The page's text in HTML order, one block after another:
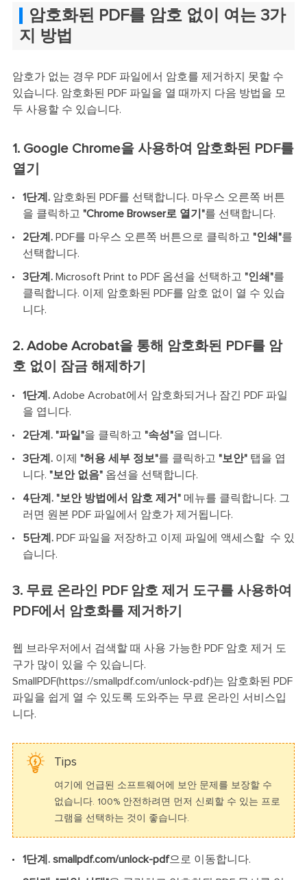
암호화된 PDF를 암호 없이 여는 3가
지 방법
암호가 없는 경우 PDF 파일에서 암호를 제거하지 못할 수
있습니다. 암호화된 PDF 파일을 열 때까지 다음 방법을 모
두 사용할 수 있습니다.
1. Google Chrome을 사용하여 암호화된 PDF를
열기
1단계.암호화된 PDF를 선택합니다. 마우스 오른쪽 버튼
을 클릭하고 "Chrome Browser로 열기"를 선택합니다.
2단계.PDF를 마우스 오른쪽 버튼으로 클릭하고 "인쇄"를
선택합니다.
3단계. Microsoft Print to PDF 옵션을 선택하고 "인쇄"를
클릭합니다. 이제 암호화된 PDF를 암호 없이 열 수 있습
니다.
2. Adobe Acrobat을 통해 암호화된 PDF를 암
호 없이 잠금 해제하기
1단계. Adobe Acrobat에서 암호화되거나 잠긴 PDF 파일
을 엽니다.
2단계. "파일"을 클릭하고 "속성"을 엽니다.
3단계. 이제 "허용 세부 정보"를 클릭하고 "보안"탭을 엽
니다. "보안 없음"옵션을 선택합니다.
4단계. "보안 방법에서 암호 제거"메뉴를 클릭합니다. 그
러면 원본 PDF 파일에서 암호가 제거됩니다.
5단계.PDF 파일을 저장하고 이제 파일에 액세스할 수 있
습니다.
3. 무료 온라인 PDF 암호 제거 도구를 사용하여
PDF에서 암호화를 제거하기
웹 브라우저에서 검색할 때 사용 가능한 PDF 암호 제거 도
구가 많이 있을 수 있습니다.
SmallPDF(https://smallpdf.com/unlock-pdf)는 암호화된 PDF
파일을 쉽게 열 수 있도록 도와주는 무료 온라인 서비스입
니다.
Tips
여기에 언급된 소프트웨어에 보안 문제를 보장할 수
없습니다. 100% 안전하려면 먼저 신뢰할 수 있는 프로
그램을 선택하는 것이 좋습니다.
1단계. smallpdf.com/unlock-pdf으로 이동합니다.